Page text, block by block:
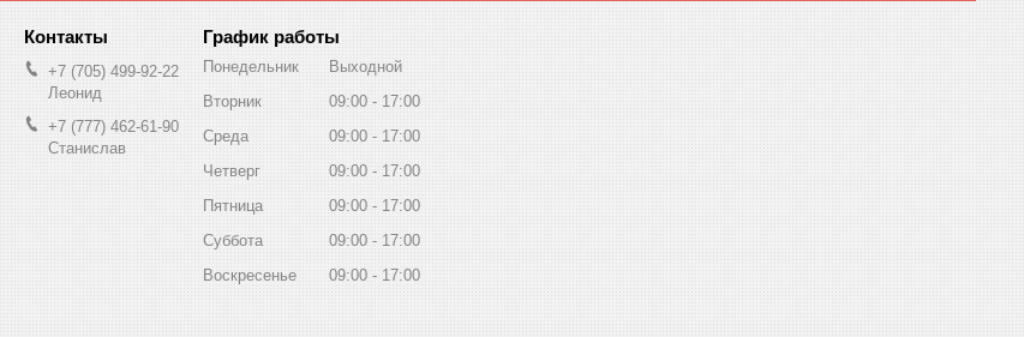
+7 (705) 499-92-22
Леонид
+7 (777) 462-61-90
Станислав
График работы
Понедельник
Выходной
Вторник
09:00
17:00
Среда
09:00
17:00
Четверг
09:00
17:00
Пятница
09:00
17:00
Суббота
09:00
17:00
Воскресенье
09:00 17:00